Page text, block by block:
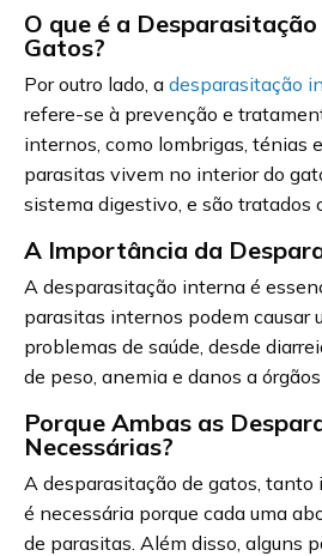
O que é a
Gatos?
Por outro lado, a desparasitação
refere-se à prevenção e
internos, como lombrigas, ténias
parasitas vivem no interior do
sistema digestivo, e são tratados
A Importância da
A desparasitação interna é
parasitas internos podem causar
problemas de saúde, desde
de peso, anemia e danos a
Porque Ambas as
Necessárias?
A desparasitação de gatos, tanto
é necessária porque cada uma
de parasitas. Além disso, alguns